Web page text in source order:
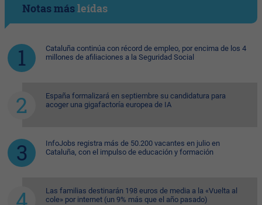
Notas másleídas
Cataluña continúa con récord de empleo, por encima de los 4
millones de afiliaciones a la Seguridad Social
España formalizará en septiembre su candidatura para
acoger una gigafactoría europea de IA
InfoJobs registra más de 50.200 vacantes en julio en
Cataluña, con el impulso de educación y formación
Las familias destinarán 198 euros de media a la «Vuelta al
cole» por internet (un 9% más que el año pasado)